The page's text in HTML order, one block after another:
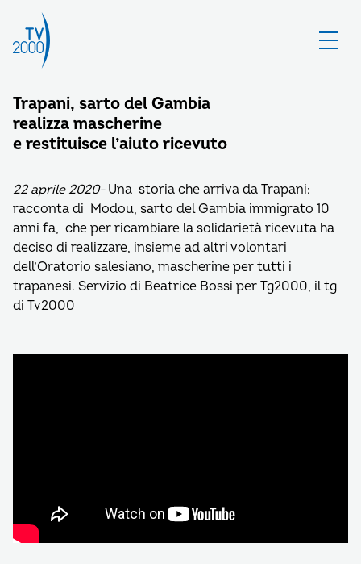
Trapani, sarto del Gambia
realizza mascherine
e restituisce l’aiuto ricevuto
22 aprile 2020-Una storia che arriva da Trapani:
racconta di Modou, sarto del Gambia immigrato 10
anni fa, che per ricambiare la solidarietà ricevuta ha
deciso di realizzare, insieme ad altri volontari
dell’Oratorio salesiano, mascherine per tutti i
trapanesi. Servizio di Beatrice Bossi per Tg2000, il tg
di Tv2000